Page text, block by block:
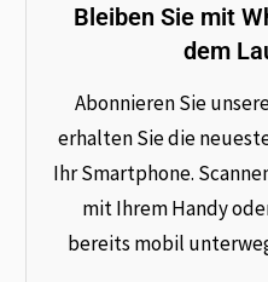
Bleiben Sie mit
dem
Abonnieren Sie
erhalten Sie die
Ihr Smartphone.
mit Ihrem Handy
bereits mobil